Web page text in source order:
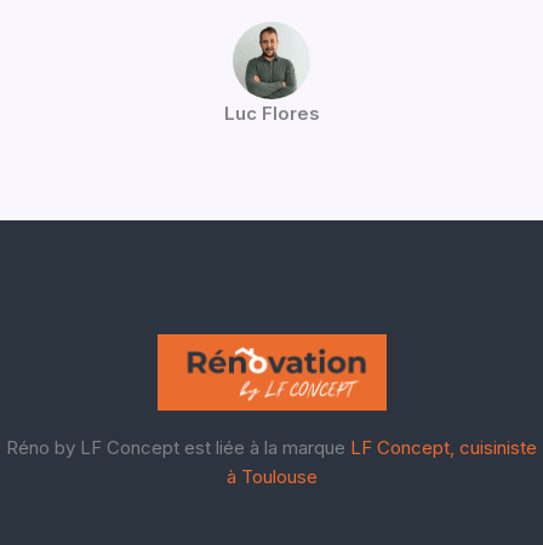
Luc Flores
Réno by LF Concept est liée à la marque LF Concept, cuisiniste
à Toulouse